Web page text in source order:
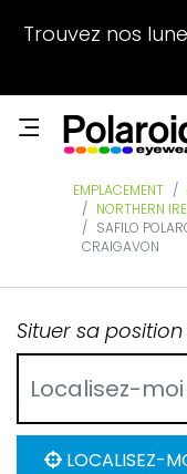
Trouvez nos
EMPLACEMENT
NORTHERN
SAFILO
CRAIGAVON
Situer sa
LOCALISEZ-